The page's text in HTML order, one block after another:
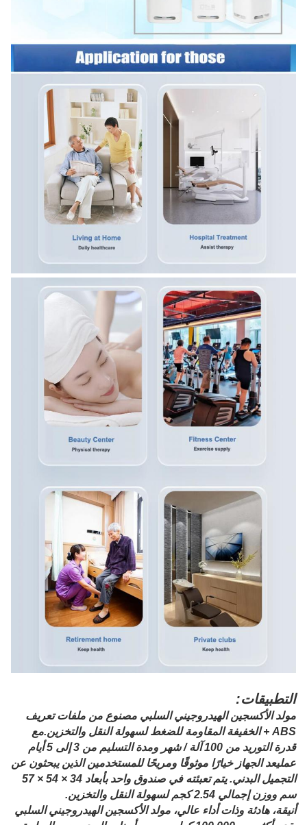
التطبيقات:
مولد الأكسجين الهيدروجيني السلبي مصنوع من ملفات تعريف
ABS + الخفيفة المقاومة للضغط لسهولة النقل والتخزين.مع
قدرة التوريد من 100 آلة / شهر ومدة التسليم من 3 إلى 5 أيام
عمليعد الجهاز خيارًا موثوقًا ومريحًا للمستخدمين الذين يبحثون عن
التجميل البدني. يتم تعبئته في صندوق واحد بأبعاد 34 × 54 × 57
سم ووزن إجمالي 2.54 كجم لسهولة النقل والتخزين.
أنيقة، هادئة وذات أداء عالي، مولد الأكسجين الهيدروجيني السلبي